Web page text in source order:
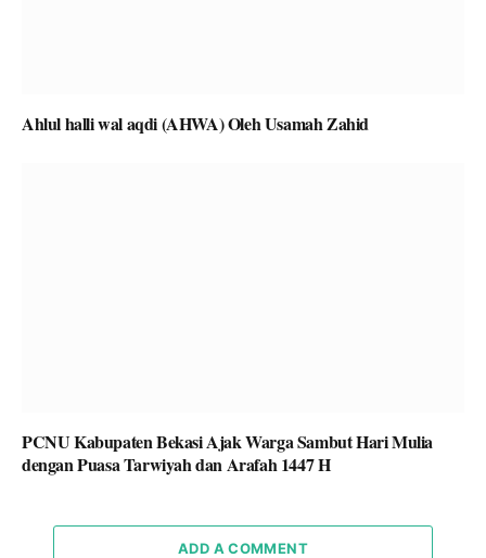
Ahlul halli wal aqdi (AHWA) Oleh Usamah Zahid
PCNU Kabupaten Bekasi Ajak Warga Sambut Hari Mulia
dengan Puasa Tarwiyah dan Arafah 1447 H
ADD A COMMENT